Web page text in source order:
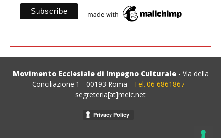
Movimento Ecclesiale di Impegno Culturale- Via della
Conciliazione 1 - 00193 Roma - Tel. 06 6861867 -
segreteria[at]meic.net